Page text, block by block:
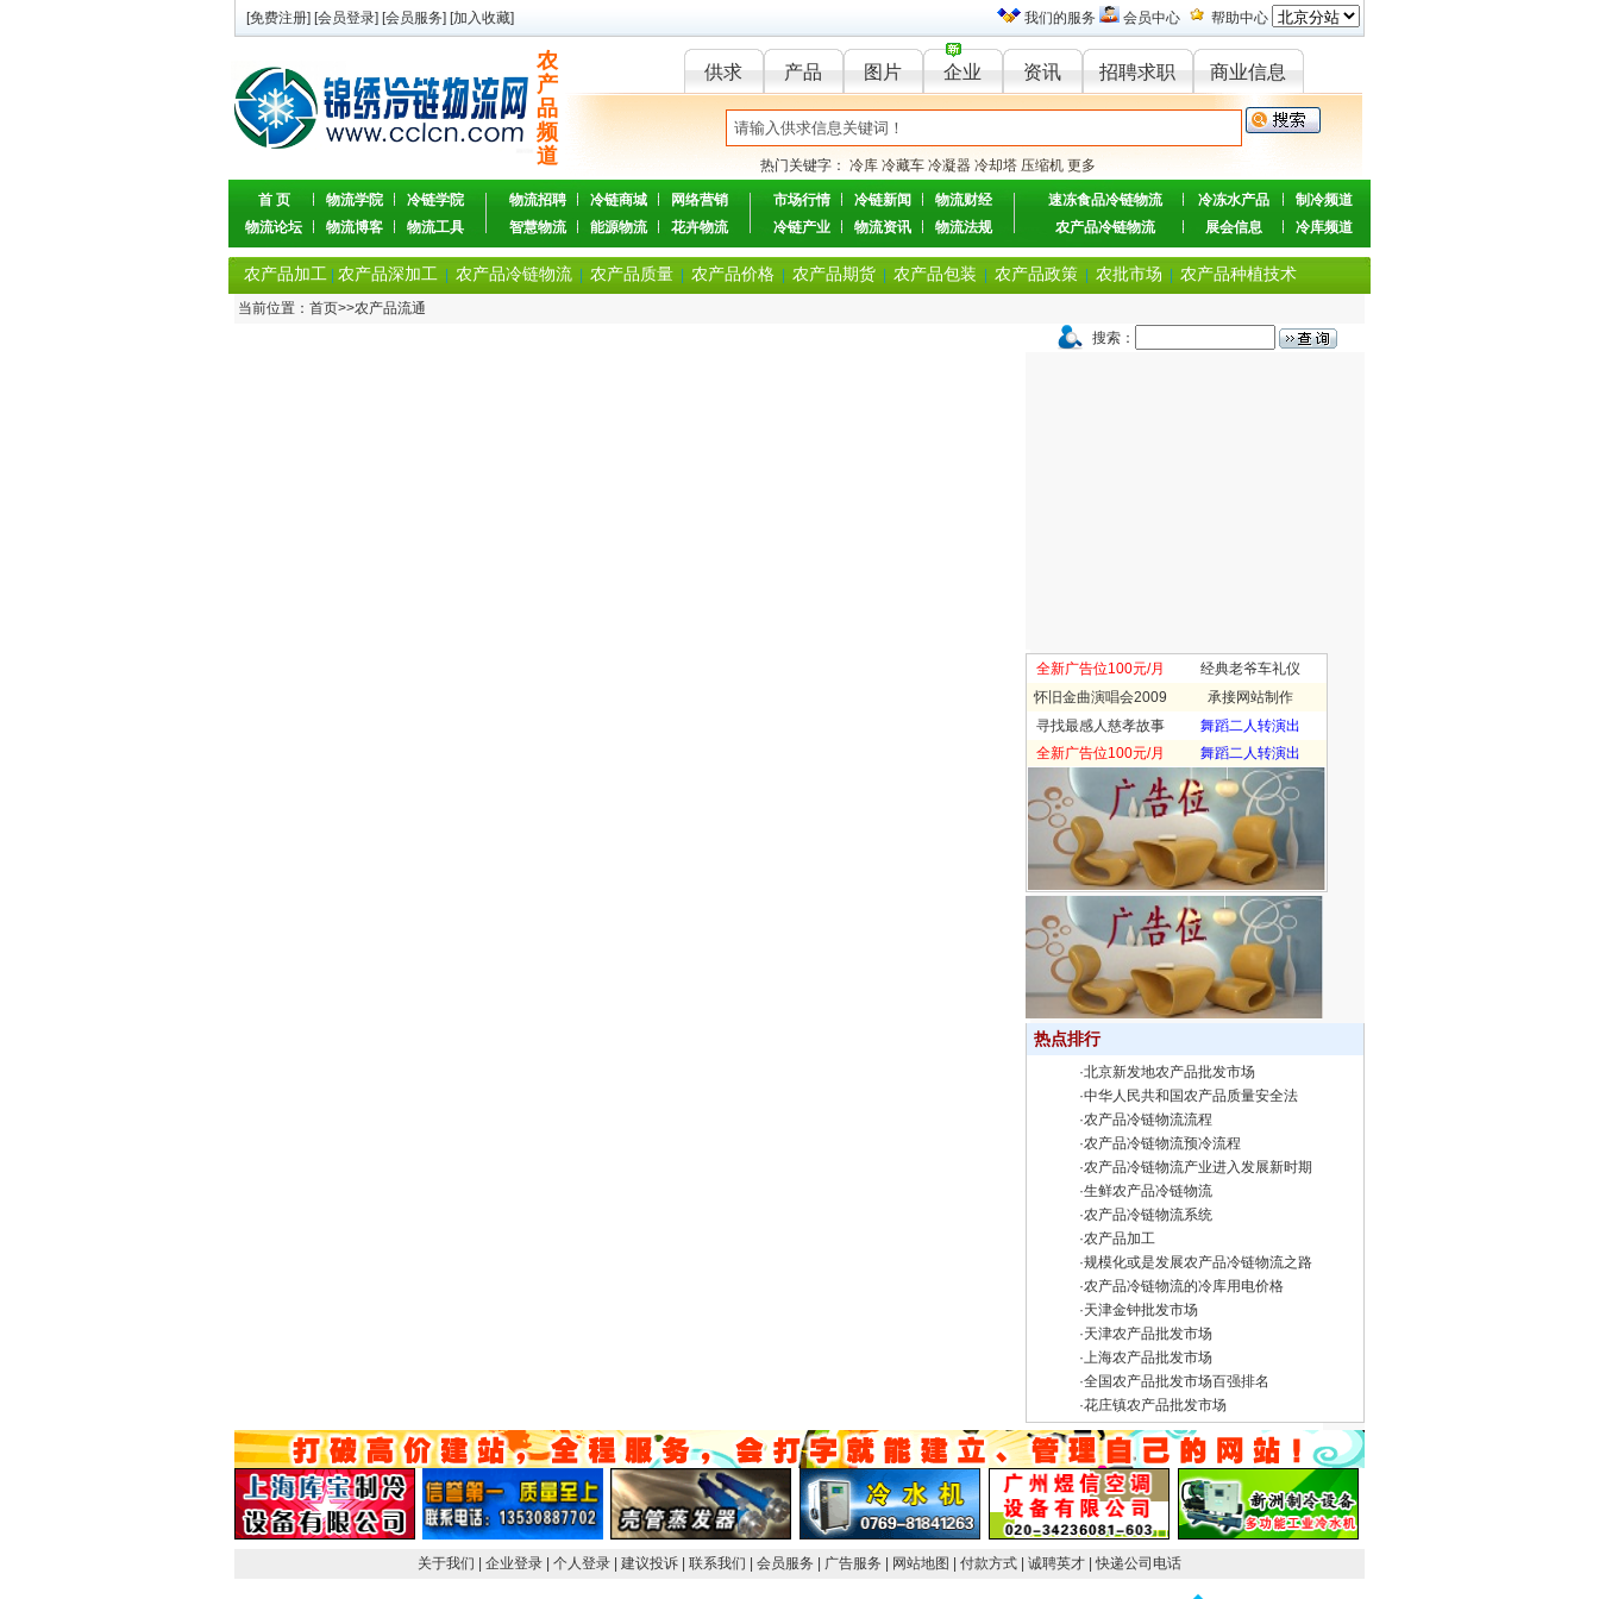
[免费注册] [会员登录] [会员服务] [加入收藏] 我们的服务 会员中心 帮助中心
农
产
品
频
道
供求 产品 图片 企业 资讯 招聘求职 商业信息
热门关键字： 冷库 冷藏车 冷凝器 冷却塔 压缩机 更多
首 页 物流学院
冷链学院
物流论坛
物流博客 物流工具
物流招聘 冷链商城
网络营销
智慧物流
能源物流 花卉物流
市场行情 冷链新闻
物流财经
冷链产业
物流资讯 物流法规
速冻食品冷链物流 冷冻水产品
制冷频道
农产品冷链物流
展会信息 冷库频道
农产品加工 农产品深加工 农产品冷链物流 农产品质量 农产品价格 农产品期货 农产品包装 农产品政策 农批市场 农产品种植技术
当前位置： 首页>>农产品流通
搜索：
全新广告位100元/月
经典老爷车礼仪
怀旧金曲演唱会2009
承接网站制作
寻找最感人慈孝故事
舞蹈二人转演出
全新广告位100元/月
舞蹈二人转演出
热点排行
·北京新发地农产品批发市场
·中华人民共和国农产品质量安全法
·农产品冷链物流流程
·农产品冷链物流预冷流程
·农产品冷链物流产业进入发展新时期
·生鲜农产品冷链物流
·农产品冷链物流系统
·农产品加工
·规模化或是发展农产品冷链物流之路
·农产品冷链物流的冷库用电价格
·天津金钟批发市场
·天津农产品批发市场
·上海农产品批发市场
·全国农产品批发市场百强排名
·花庄镇农产品批发市场
关于我们 | 企业登录 | 个人登录 | 建议投诉 | 联系我们 | 会员服务 | 广告服务 | 网站地图 | 付款方式 | 诚聘英才 | 快递公司电话